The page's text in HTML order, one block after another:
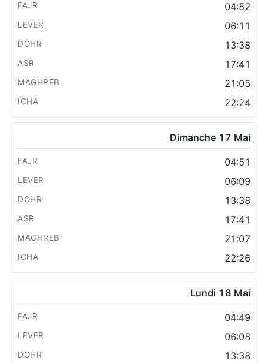
04:52
06:11
13:38
17:41
21:05
22:24
Dimanche 17 Mai
04:51
06:09
13:38
17:41
21:07
22:26
Lundi 18 Mai
04:49
06:08
13:38